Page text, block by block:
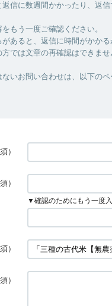
信に数週間かかったり、返信
もう一度ご確認ください。
あると、返信に時間がかかる
では文章の再確認はできませ
いお問い合わせは、以下の
）
）
▼確認のためにもう一度入
）
）